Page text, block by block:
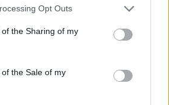
app uses one or more Google
or usage behaviour. You may click to
to Google and its third-party tags to
specified purposes in below Google
Opt Outs
the Sharing of my
the Sale of my